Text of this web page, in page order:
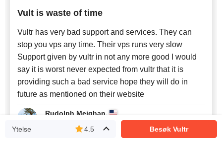
Vult is waste of time
Vultr has very bad support and services. They can
stop you vps any time. Their vps runs very slow
Support given by vultr in not any more good I would
say it is worst never expected from vultr that it is
providing such a bad service hope they will do in
future as mentioned on their website
Rudolph Meighan,
Ytelse 4.5 Besøk Vultr